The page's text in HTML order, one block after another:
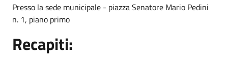
Presso la sede municipale - piazza Senatore Mario Pedini
n. 1, piano primo
Recapiti: